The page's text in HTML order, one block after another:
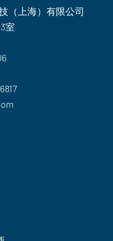
（上海）有限公司
室